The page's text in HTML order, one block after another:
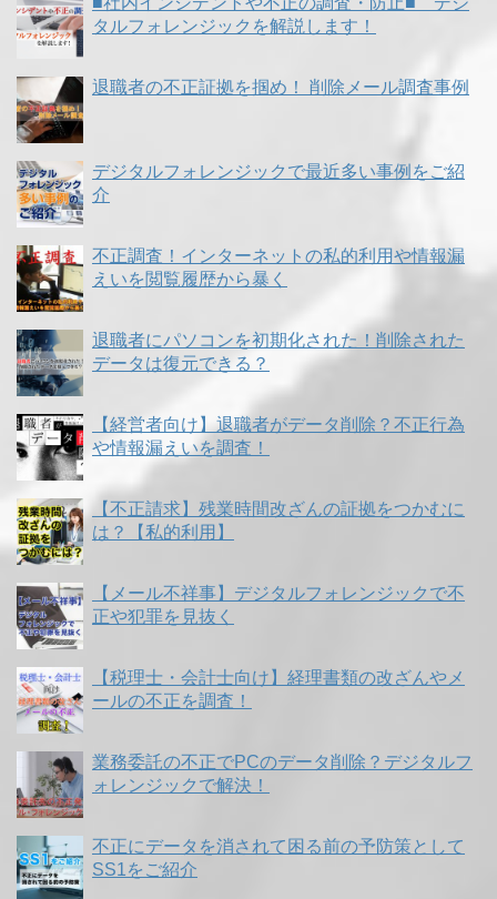
タルフォレンジックを解説します！
退職者の不正証拠を掴め！ 削除メール調査事例
デジタルフォレンジックで最近多い事例をご紹
介
不正調査！インターネットの私的利用や情報漏
えいを閲覧履歴から暴く
退職者にパソコンを初期化された！削除された
データは復元できる？
【経営者向け】退職者がデータ削除？不正行為
や情報漏えいを調査！
【不正請求】残業時間改ざんの証拠をつかむに
は？【私的利用】
【メール不祥事】デジタルフォレンジックで不
正や犯罪を見抜く
【税理士・会計士向け】経理書類の改ざんやメ
ールの不正を調査！
業務委託の不正でPCのデータ削除？デジタルフ
ォレンジックで解決！
不正にデータを消されて困る前の予防策として
SS1をご紹介